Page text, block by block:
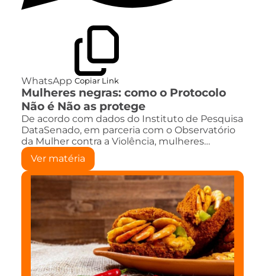
WhatsApp Copiar Link
Mulheres negras: como o Protocolo
Não é Não as protege
De acordo com dados do Instituto de Pesquisa
DataSenado, em parceria com o Observatório
da Mulher contra a Violência, mulheres…
Ver matéria